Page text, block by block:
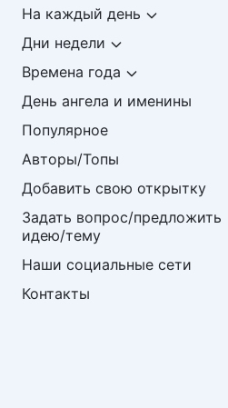
На каждый день
Дни недели
Времена года
День ангела и именины
Популярное
Авторы/Топы
Добавить свою открытку
Задать вопрос/предложить
идею/тему
Наши социальные сети
Контакты